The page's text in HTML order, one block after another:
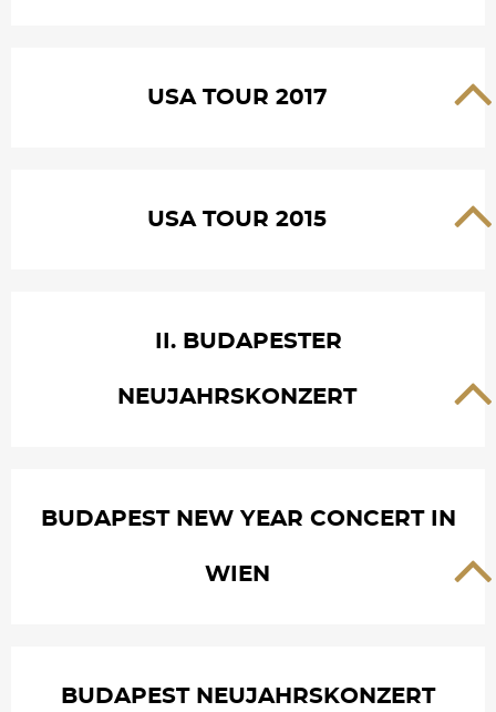
USA TOUR 2017
USA TOUR 2015
II. BUDAPESTER
NEUJAHRSKONZERT
BUDAPEST NEW YEAR CONCERT IN
WIEN
BUDAPEST NEUJAHRSKONZERT